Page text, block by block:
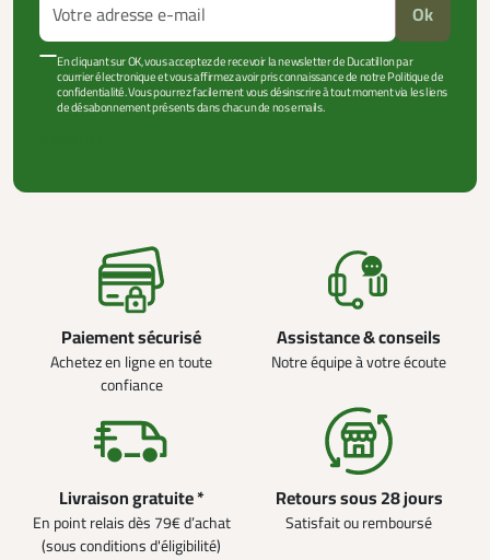
Ok
En cliquant sur OK, vous acceptez de recevoir la newsletter de Ducatillon par
courrier électronique et vous affirmez avoir pris connaissance de notre Politique de
confidentialité. Vous pourrez facilement vous désinscrire à tout moment via les liens
de désabonnement présents dans chacun de nos emails.
Paiement sécurisé
Achetez en ligne en toute
confiance
Assistance & conseils
Notre équipe à votre écoute
Livraison gratuite *
En point relais dès 79€ d’achat
(sous conditions d'éligibilité)
Retours sous 28 jours
Satisfait ou remboursé